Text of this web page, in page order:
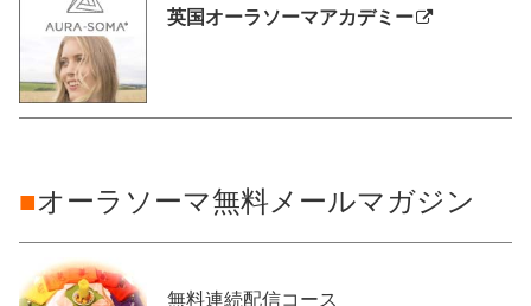
英国オーラソーマアカデミー
■オーラソーマ無料メールマガジン
無料連続配信コース